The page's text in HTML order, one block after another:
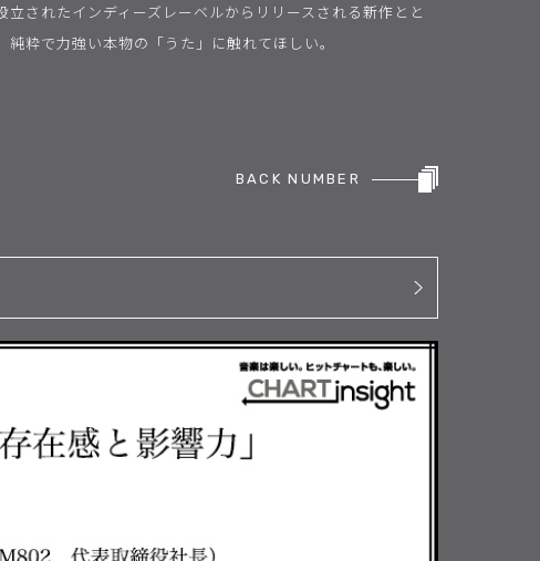
立されたインディーズレーベルからリリースされる新作とと
純粋で力強い本物の「うた」に触れてほしい。
BACK NUMBER